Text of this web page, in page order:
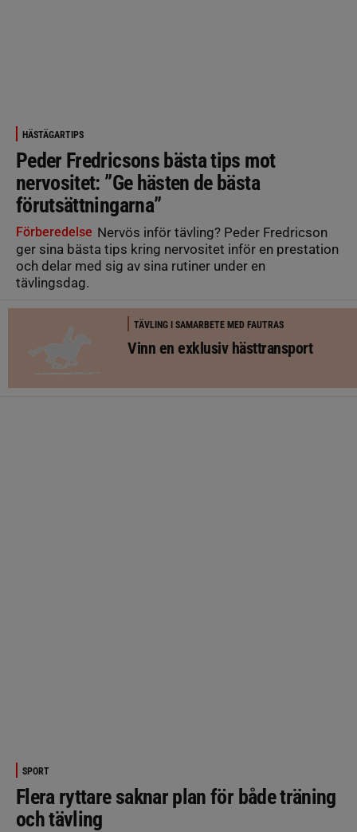
HÄSTÄGARTIPS
Peder Fredricsons bästa tips mot
nervositet: ”Ge hästen de bästa
förutsättningarna”
Förberedelse Nervös inför tävling? Peder Fredricson
ger sina bästa tips kring nervositet inför en prestation
och delar med sig av sina rutiner under en
tävlingsdag.
TÄVLING I SAMARBETE MED FAUTRAS
Vinn en exklusiv hästtransport
SPORT
Flera ryttare saknar plan för både träning
och tävling